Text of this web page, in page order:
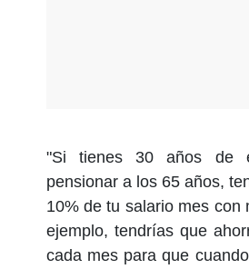
"Si tienes 30 años
pensionar a los 65 años,
10% de tu salario mes con
ejemplo, tendrías que
cada mes para que